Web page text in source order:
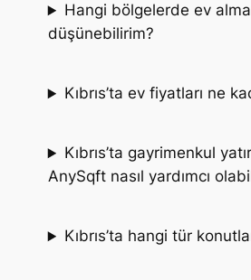
Hangi bölgelerde ev
düşünebilirim?
Kıbrıs’ta ev fiyatları ne
Kıbrıs’ta gayrimenkul
AnySqft nasıl yardımcı
Kıbrıs’ta hangi tür